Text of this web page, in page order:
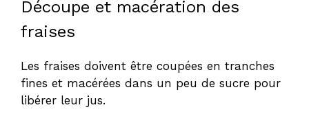
Découpe et macération des
fraises
Les fraises doivent être coupées en tranches
fines et macérées dans un peu de sucre pour
libérer leur jus.